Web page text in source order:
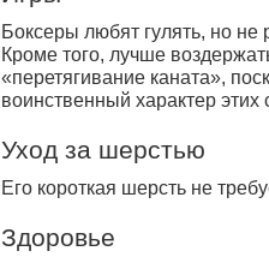
Боксеры любят гулять, но не
Кроме того, лучше
«перетягивание каната»,
воинственный характер этих
Уход за шерстью
Его короткая шерсть не
Здоровье